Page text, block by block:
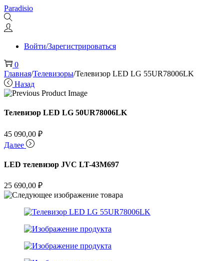
Перейти
к
навигации
Перейти
к
содержимому
Paradisio
Войти/Зарегистрироваться
0
Главная/Телевизоры/Телевизор LED LG 55UR78006LK
Назад
Телевизор LED LG 50UR78006LK
45 090,00 ₽
Далее
LED телевизор JVC LT-43M697
25 690,00 ₽